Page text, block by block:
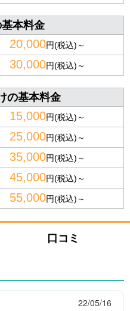
本料金
20,000円(税込)～
30,000円(税込)～
の基本料金
15,000円(税込)～
25,000円(税込)～
35,000円(税込)～
45,000円(税込)～
55,000円(税込)～
口コミ
22/05/16